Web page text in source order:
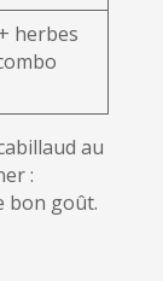
herbes
au
:
bon goût.